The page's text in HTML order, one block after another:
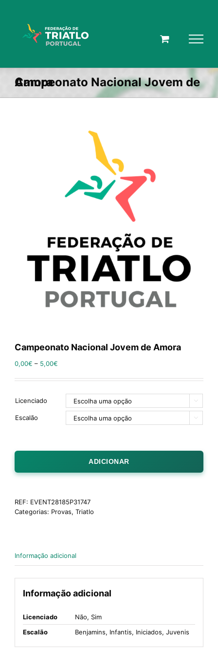
Campeonato Nacional Jovem de Amora
Campeonato Nacional Jovem de Amora
0,00€ – 5,00€
Licenciado 
Escalão 
ADICIONAR
REF: EVENT28185P31747
Categorias: Provas, Triatlo
Informação adicional
Informação adicional
Licenciado
Não, Sim
Escalão
Benjamins, Infantis, Iniciados, Juvenis